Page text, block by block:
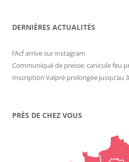
DERNIÈRES ACTUALITÉS
l’Acf arrive sur instagram
Communiqué de presse: canicule feu
Inscription Valpré prolongée jusqu’au
PRÈS DE CHEZ VOUS